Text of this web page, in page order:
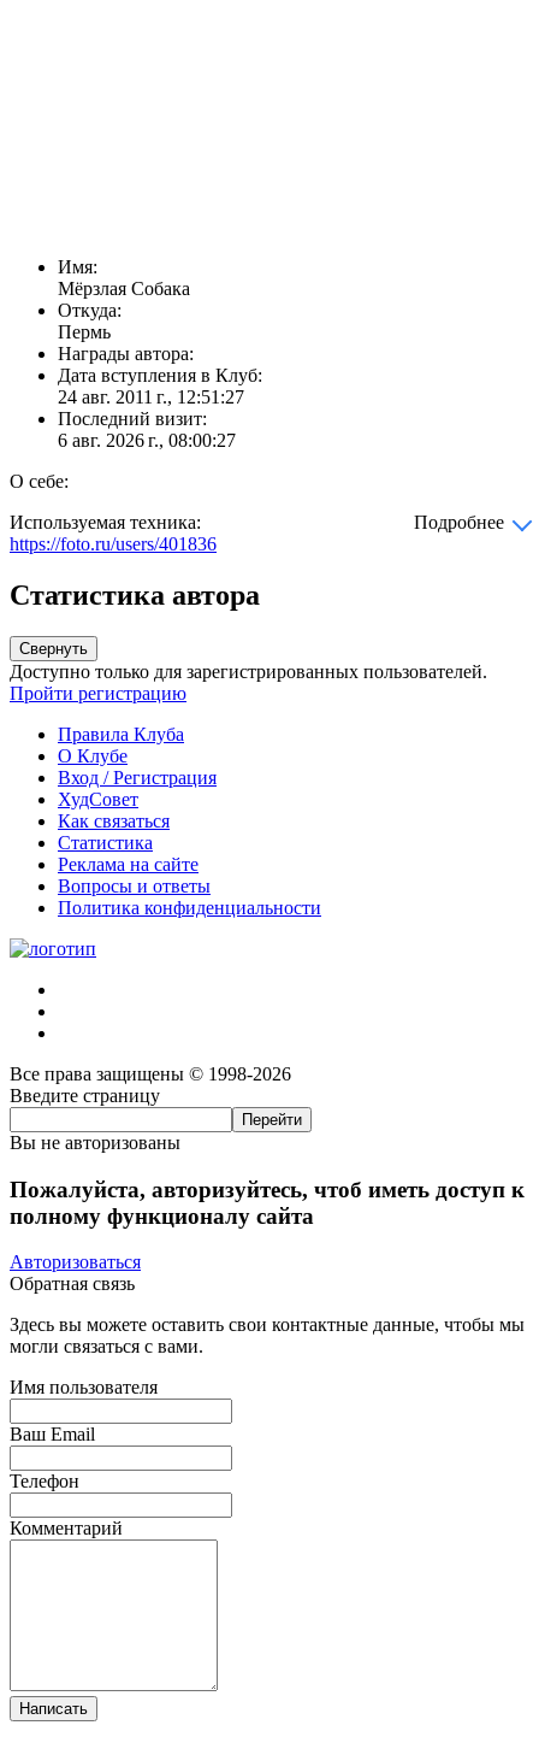
Имя:
Мёрзлая Собака
Откуда:
Пермь
Награды автора:
Дата вступления в Клуб:
24 авг. 2011 г., 12:51:27
Последний визит:
6 авг. 2026 г., 08:00:27
О себе:
Используемая техника:
Подробнее
https://foto.ru/users/401836
Статистика автора
Свернуть
Доступно только для зарегистрированных пользователей.
Пройти регистрацию
Правила Клуба
О Клубе
Вход / Регистрация
ХудСовет
Как связаться
Статистика
Реклама на сайте
Вопросы и ответы
Политика конфиденциальности
Все права защищены © 1998-2026
Введите страницу
Вы не авторизованы
Пожалуйста, авторизуйтесь, чтоб иметь доступ к
полному функционалу сайта
Авторизоваться
Обратная связь
Здесь вы можете оставить свои контактные данные, чтобы мы
могли связаться с вами.
Имя пользователя
Ваш Email
Телефон
Комментарий
Написать